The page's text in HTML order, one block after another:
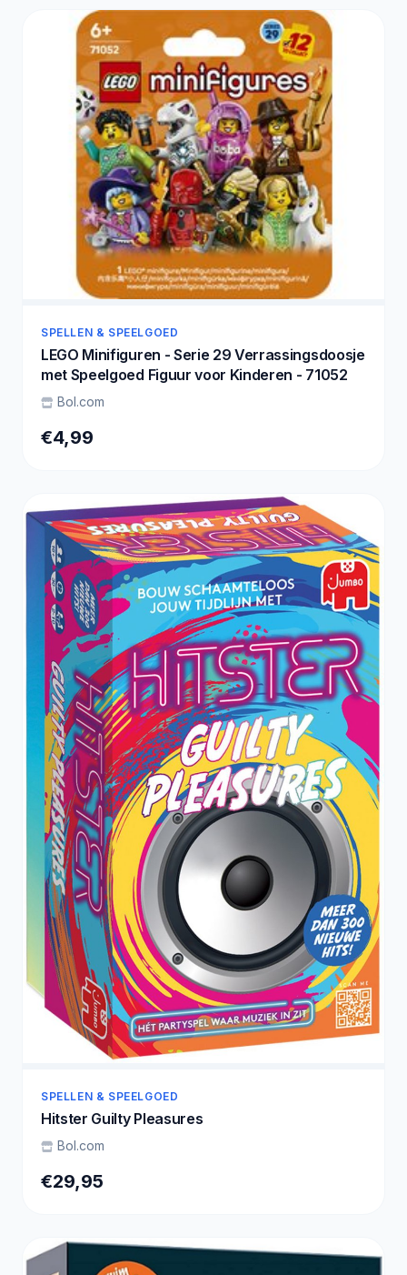
SPELLEN & SPEELGOED
LEGO Minifiguren - Serie 29 Verrassingsdoosje
met Speelgoed Figuur voor Kinderen - 71052
Bol.com
€4,99
SPELLEN & SPEELGOED
Hitster Guilty Pleasures
Bol.com
€29,95